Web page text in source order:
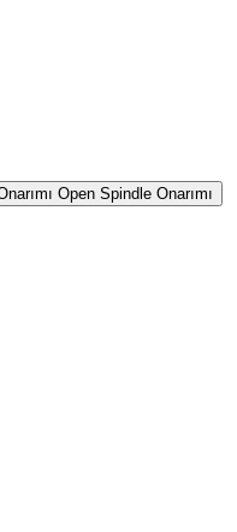
Open Spindle Onarımı